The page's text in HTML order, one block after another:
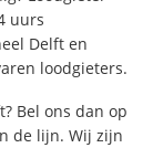
uurs
Delft en
loodgieters.
Bel ons dan op
de lijn. Wij zijn